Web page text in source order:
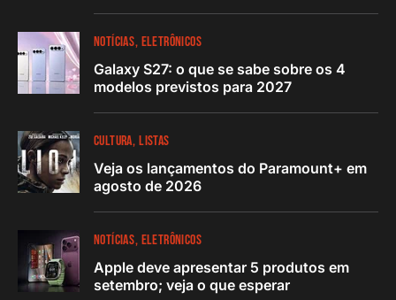
NOTÍCIAS ELETRÔNICOS
Galaxy S27: o que se sabe sobre os 4
modelos previstos para 2027
CULTURA LISTAS
Veja os lançamentos do Paramount+ em
agosto de 2026
NOTÍCIAS ELETRÔNICOS
Apple deve apresentar 5 produtos em
setembro; veja o que esperar